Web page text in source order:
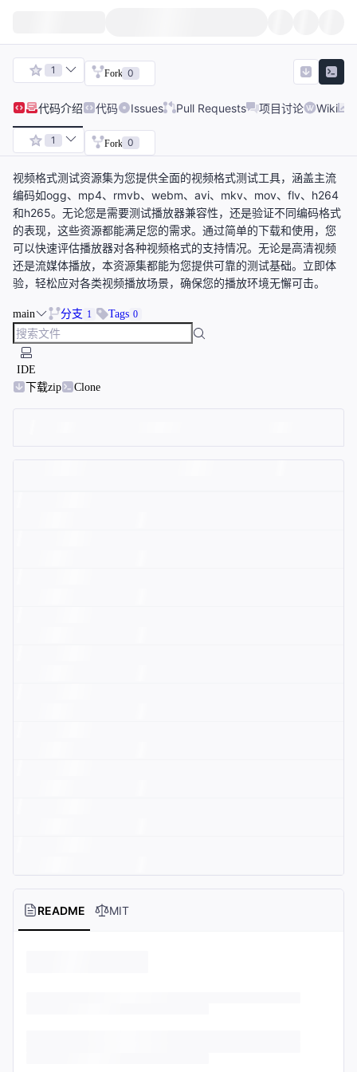
1 Fork 0
代码介绍 代码 Issues Pull Requests 项目讨论 Wiki
1 Fork 0
视频格式测试资源集为您提供全面的视频格式测试工具，涵盖主流
编码如ogg、mp4、rmvb、webm、avi、mkv、mov、flv、h264
和h265。无论您是需要测试播放器兼容性，还是验证不同编码格式
的表现，这些资源都能满足您的需求。通过简单的下载和使用，您
可以快速评估播放器对各种视频格式的支持情况。无论是高清视频
还是流媒体播放，本资源集都能为您提供可靠的测试基础。立即体
验，轻松应对各类视频播放场景，确保您的播放环境无懈可击。
main 分支 1 Tags 0
IDE
下载zip
Clone
README MIT